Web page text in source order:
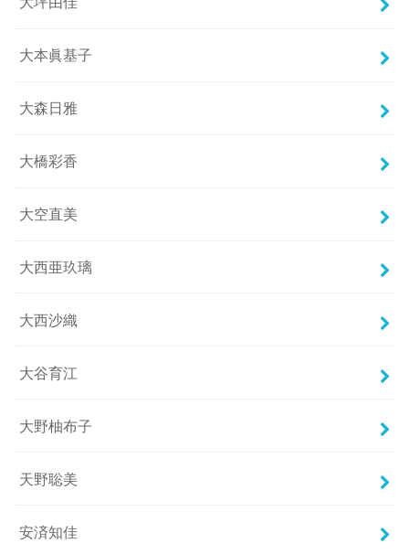
大本眞基子
大森日雅
大橋彩香
大空直美
大西亜玖璃
大西沙織
大谷育江
大野柚布子
天野聡美
安済知佳